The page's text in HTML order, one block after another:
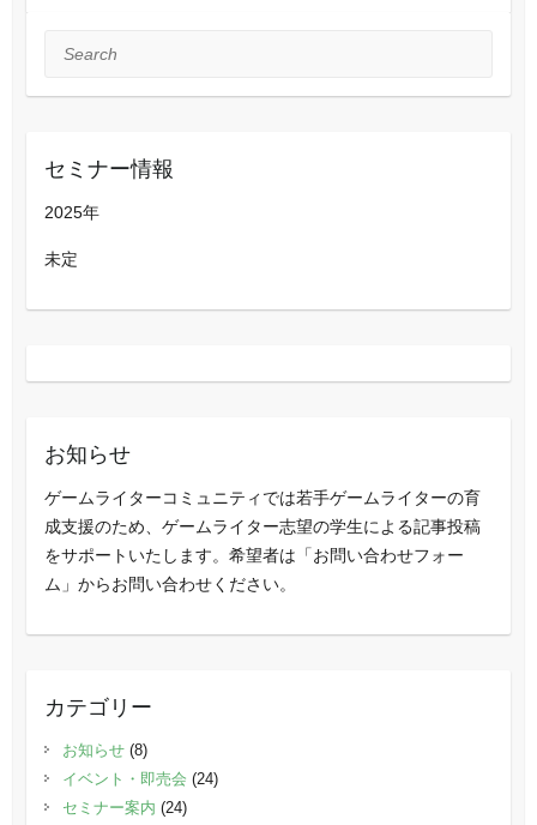
Search
セミナー情報
2025年
未定
お知らせ
ゲームライターコミュニティでは若手ゲームライターの育
成支援のため、ゲームライター志望の学生による記事投稿
をサポートいたします。希望者は「お問い合わせフォー
ム」からお問い合わせください。
カテゴリー
お知らせ(8)
イベント・即売会 (24)
セミナー案内 (24)